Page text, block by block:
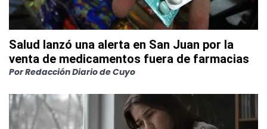
Salud lanzó una alerta en San Juan por la
venta de medicamentos fuera de farmacias
PorRedacción Diario de Cuyo